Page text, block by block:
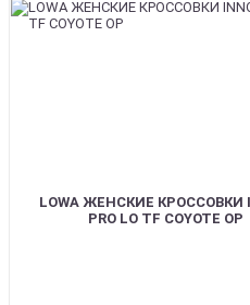
LOWA ЖЕНСКИЕ КРОССОВКИ
PRO LO TF COYOTE OP